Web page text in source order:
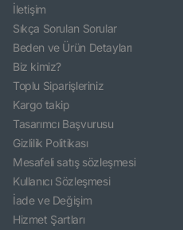
İletişim
Sıkça Sorulan Sorular
Beden ve Ürün Detayları
Biz kimiz?
Toplu Siparişleriniz
Kargo takip
Tasarımcı Başvurusu
Gizlilik Politikası
Mesafeli satış sözleşmesi
Kullanıcı Sözleşmesi
İade ve Değişim
Hizmet Şartları